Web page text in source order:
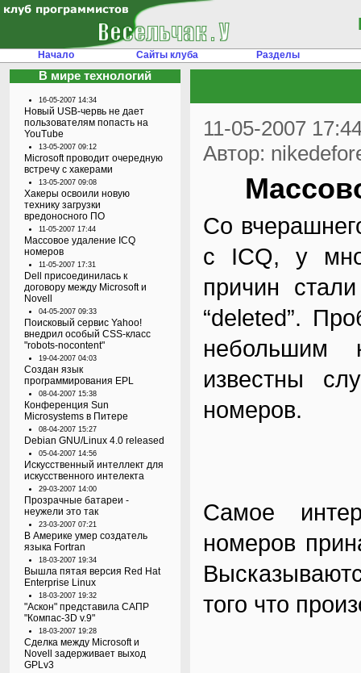
Начало Сайты клуба Разделы
В мире технологий
16-05-2007 14:34
Новый USB-червь не дает
пользователям попасть на
YouTube
13-05-2007 09:12
Microsoft проводит очередную
встречу с хакерами
13-05-2007 09:08
Хакеры освоили новую
технику загрузки
вредоносного ПО
11-05-2007 17:44
Массовое удаление ICQ
номеров
11-05-2007 17:31
Dell присоединилась к
договору между Microsoft и
Novell
04-05-2007 09:33
Поисковый сервис Yahoo!
внедрил особый CSS-класс
"robots-nocontent"
19-04-2007 04:03
Создан язык
программирования EPL
08-04-2007 15:38
Конференция Sun
Microsystems в Питере
08-04-2007 15:27
Debian GNU/Linux 4.0 released
05-04-2007 14:56
Искусственный интеллект для
искусственного интелекта
29-03-2007 14:00
Прозрачные батареи -
неужели это так
23-03-2007 07:21
В Америке умер создатель
языка Fortran
18-03-2007 19:34
Вышла пятая версия Red Hat
Enterprise Linux
18-03-2007 19:32
"Аскон" представила САПР
"Компас-3D v.9"
18-03-2007 19:28
Сделка между Microsoft и
Novell задерживает выход
GPLv3
11-05-2007
Автор:
Со
с ICQ, у
причин
“deleted”.
небольшим
известны
номеров.
Самое
номеров
того что